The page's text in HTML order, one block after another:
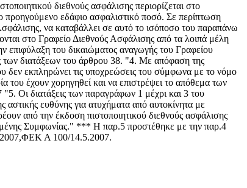
διεθνούς ασφάλισης περιορίζεται στο
προηγούμενο εδάφιο ασφαλιστικό ποσό. Σε περίπτωση
να καταβάλλει σε αυτό το ισόποσο του παραπάνω
στο Γραφείο Διεθνούς Ασφάλισης από τα λοιπά μέλη
επιφύλαξη του δικαιώματος αναγωγής του Γραφείου
των διατάξεων του άρθρου 38. "4. Με απόφαση της
δεν εκπληρώνει τις υποχρεώσεις του σύμφωνα με το νόμο
του έχουν χορηγηθεί και να επιστρέψει το απόθεμα των
Οι διατάξεις των παραγράφων 1 μέχρι και 3 του
ευθύνης για ατυχήματα από αυτοκίνητα με
από την έκδοση πιστοποιητικού διεθνούς ασφάλισης
Συμφωνίας." *** Η παρ.5 προστέθηκε με την παρ.4
2007,ΦΕΚ Α 100/14.5.2007.